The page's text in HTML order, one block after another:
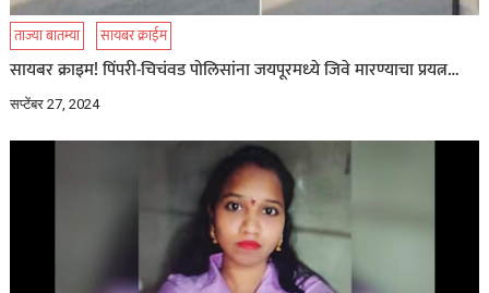
ताज्या बातम्या सायबर क्राईम
सायबर क्राइम! पिंपरी-चिचंवड पोलिसांना जयपूरमध्‍ये जिवे मारण्‍याचा प्रयत्न…
सप्टेंबर 27, 2024